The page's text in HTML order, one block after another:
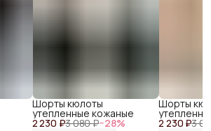
2 230 ₽3 080 ₽−28%
Шорты кюлоты
утепленные кожаные
2 230 ₽3
Шорты